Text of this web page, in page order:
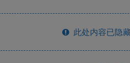
此处内容已隐